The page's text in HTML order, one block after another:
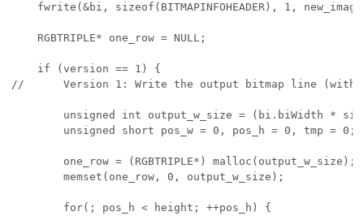
fwrite(&bi, sizeof(BITMAPINFOHEADER), 1,
RGBTRIPLE* one_row = NULL;
if (version == 1) {
//      Version 1: Write the output bitmap line
unsigned int output_w_size = (bi.biWidth *
unsigned short pos_w = 0, pos_h = 0, tmp = 0;
one_row = (RGBTRIPLE*) malloc(output_w_size);
memset(one_row, 0, output_w_size);
for(; pos_h < height; ++pos_h) {